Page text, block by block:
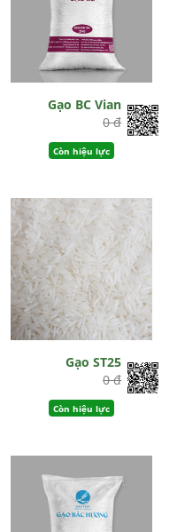
Gạo BC Vian
0 đ
Còn hiệu lực
Gạo ST25
0 đ
Còn hiệu lực